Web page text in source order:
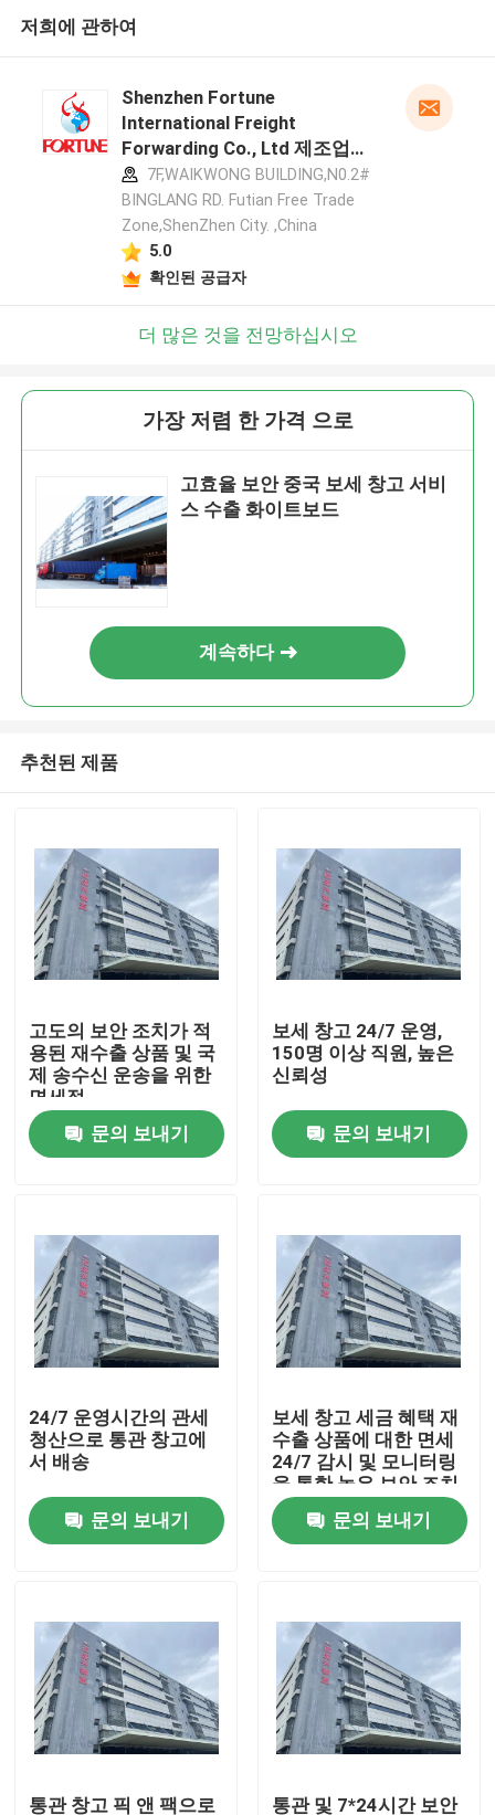
제품
우리 에 관한 것
품질 관리
저희와 연락
인용 을 요청 하십시오
중국 보세 창고
상하이 보세 창고
저희에 관하여
Shenzhen Fortune
International Freight
Forwarding Co., Ltd 제조업체
프로필7F,WAIKWONG BUILDING,N0.2#
BINGLANG RD. Futian Free Trade
Zone,ShenZhen City. ,China
5.0
확인된 공급자
더 많은 것을 전망하십시오
가장 저렴 한 가격 으로
고효율 보안 중국 보세 창고 서비
스 수출 화이트보드
계속하다
추천된 제품
고도의 보안 조치가 적
용된 재수출 상품 및 국
제 송수신 운송을 위한
면세점
문의 보내기
보세 창고 24/7 운영,
150명 이상 직원, 높은
신뢰성
문의 보내기
24/7 운영시간의 관세
청산으로 통관 창고에
서 배송
문의 보내기
보세 창고 세금 혜택 재
수출 상품에 대한 면세
24/7 감시 및 모니터링
을 통한 높은 보안 조치
문의 보내기
통관 창고 픽 앤 팩으로 통관 및 7*24시간 보안